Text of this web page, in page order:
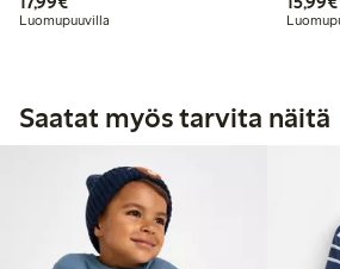
Luomupuuvilla
Saatat myös tarvita näitä